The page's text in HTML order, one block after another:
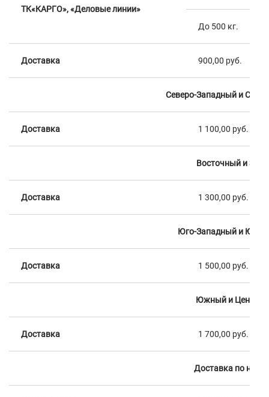
ТК«КАРГО», «Деловые линии»
До 500 кг.
Доставка 900,00 руб.
Северо-Западный и
Доставка 1 100,00 руб.
Восточный и
Доставка 1 300,00 руб.
Юго-Западный и Юго-
Доставка 1 500,00 руб.
Южный и
Доставка 1 700,00 руб.
Доставка по